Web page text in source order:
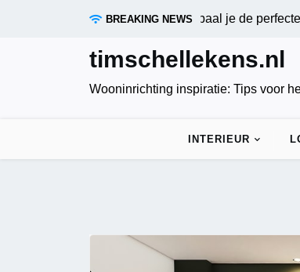
BREAKING NEWS
gordijnen meten: zo bepaal je de perfecte
timschellekens.nl
Wooninrichting inspiratie: Tips voor
INTERIEUR